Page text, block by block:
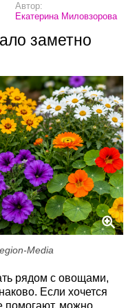
Автор:
Екатерина Миловзорова
заметно
Media
рядом с овощами,
Если хочется
помогают, можно